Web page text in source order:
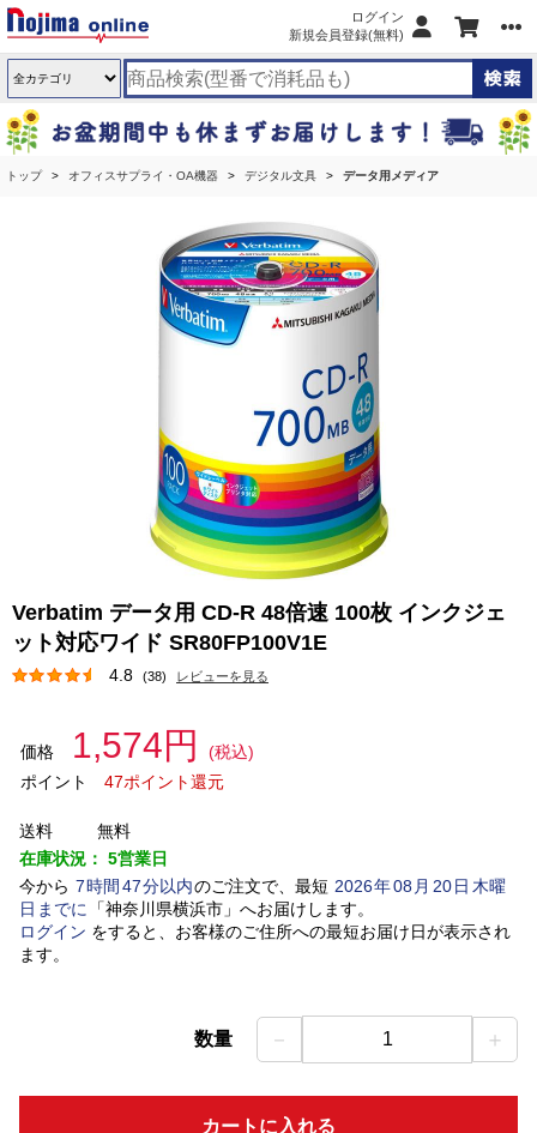
ログイン
新規会員登録(無料)
トップ オフィスサプライ・OA機器 デジタル文具 データ用メディア
Verbatim データ用 CD-R 48倍速 100枚 インクジェ
ット対応ワイド SR80FP100V1E
4.8 (38) レビューを見る
価格 1,574円
(税込)
ポイント
47ポイント還元
送料
無料
在庫状況： 5営業日
今から 7時間 47分以内のご注文で、最短 2026年08 月 20日木曜
日 までに 「神奈川県横浜市」 へお届けします。
ログイン をすると、お客様のご住所への最短お届け日が表示され
ます。
数量 － 1 ＋
カートに入れる